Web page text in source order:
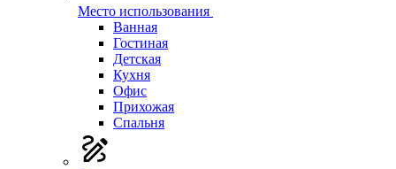
Место использования
Ванная
Гостиная
Детская
Кухня
Офис
Прихожая
Спальня